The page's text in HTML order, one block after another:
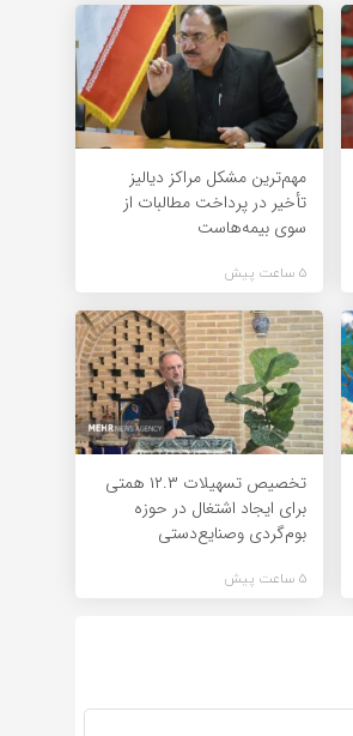
مهم‌ترین مشکل مراکز دیالیز
تأخیر در پرداخت مطالبات از
سوی بیمه‌هاست
5 ساعت پیش
تخصیص تسهیلات ۱۲.۳ همتی
برای ایجاد اشتغال در حوزه
بوم‌گردی وصنایع‌دستی
5 ساعت پیش